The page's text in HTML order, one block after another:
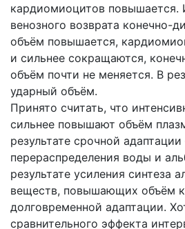
кардиомиоцитов повышается.
венозного возврата конечно-
объём повышается,
и сильнее сокращаются,
объём почти не меняется. В
ударный объём.
Принято считать, что
сильнее повышают объём
результате срочной
перераспределения воды и
результате усиления синтеза
веществ, повышающих объём
долговременной адаптации.
сравнительного эффекта